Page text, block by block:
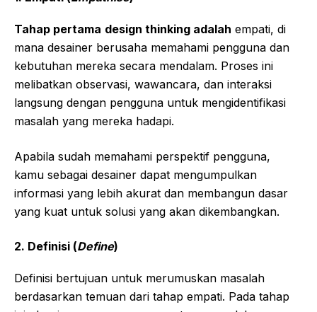
Tahap pertama design thinking adalah empati, di
mana desainer berusaha memahami pengguna dan
kebutuhan mereka secara mendalam. Proses ini
melibatkan observasi, wawancara, dan interaksi
langsung dengan pengguna untuk mengidentifikasi
masalah yang mereka hadapi.
Apabila sudah memahami perspektif pengguna,
kamu sebagai desainer dapat mengumpulkan
informasi yang lebih akurat dan membangun dasar
yang kuat untuk solusi yang akan dikembangkan.
2. Definisi (Define)
Definisi bertujuan untuk merumuskan masalah
berdasarkan temuan dari tahap empati. Pada tahap